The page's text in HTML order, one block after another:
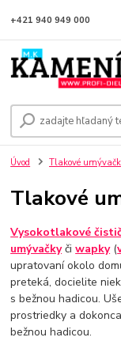
+421 940 949 000
Úvod Tlakové
Tlakové
Vysokotlakové
umývačkyčiwapky(
upratovaní okolo
preteká, docielite
s bežnou hadicou.
prostriedky a
bežnou hadicou.